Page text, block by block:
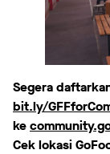
Segera
bit.ly/
ke
Cek lokasi